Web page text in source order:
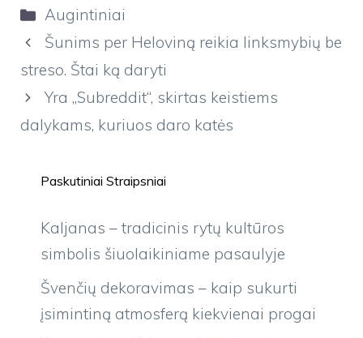
Kategorijos
Augintiniai
Šunims per Heloviną reikia linksmybių be
streso. Štai ką daryti
Yra „Subreddit“, skirtas keistiems
dalykams, kuriuos daro katės
Paskutiniai Straipsniai
Kaljanas – tradicinis rytų kultūros
simbolis šiuolaikiniame pasaulyje
Švenčių dekoravimas – kaip sukurti
įsimintiną atmosferą kiekvienai progai